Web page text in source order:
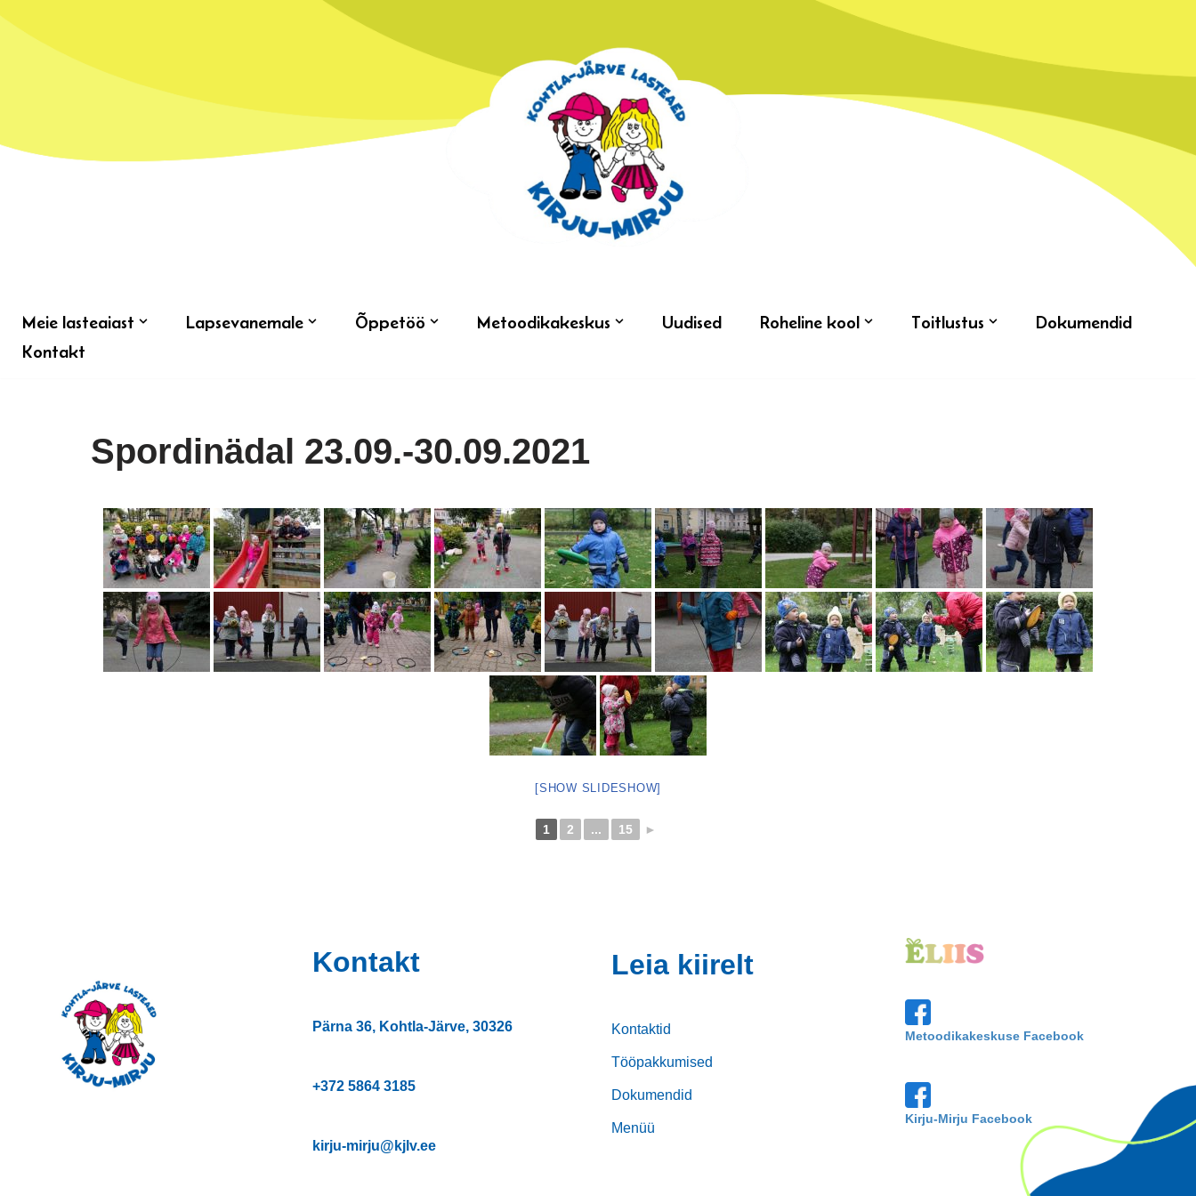
Meie lasteaiast Lapsevanemale Õppetöö Metoodikakeskus Uudised Roheline kool Toitlustus
Dokumendid
Kontakt
Spordinädal 23.09.-30.09.2021
[SHOW SLIDESHOW]
1 2 ... 15 ►
Kontakt
Pärna 36, Kohtla-Järve, 30326
+372 5864 3185
kirju-mirju@kjlv.ee
Leia kiirelt
Kontaktid
Tööpakkumised
Dokumendid
Menüü
Metoodikakeskuse Facebook
Kirju-Mirju Facebook